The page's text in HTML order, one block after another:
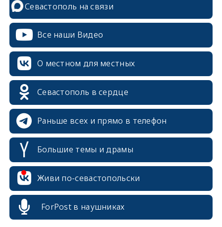
Севастополь на связи
Все наши Видео
О местном для местных
Севастополь в сердце
Раньше всех и прямо в телефон
Большие темы и драмы
Живи по-севастопольски
ForPost в наушниках